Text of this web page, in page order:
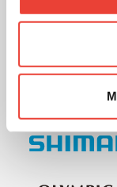
Természetesen
Előre is